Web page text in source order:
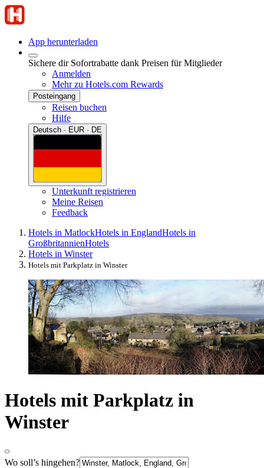
App herunterladen
Sichere dir Sofortrabatte dank Preisen für Mitglieder
Anmelden
Mehr zu Hotels.com Rewards
Posteingang
Reisen buchen
Hilfe
Deutsch · EUR · DE
Unterkunft registrieren
Meine Reisen
Feedback
Hotels in MatlockHotels in EnglandHotels in
GroßbritannienHotels
Hotels in Winster
Hotels mit Parkplatz in Winster
Hotels mit Parkplatz in
Winster
Wo soll’s hingehen?